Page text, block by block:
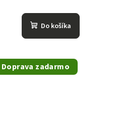
Do košíka
Doprava zadarmo